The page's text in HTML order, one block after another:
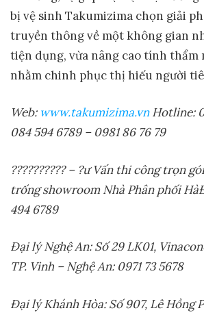
bị vệ sinh Takumizima chọn giải
truyền thông về một không gian
tiện dụng, vừa nâng cao tính thẩm
nhằm chinh phục thị hiếu người
Web: www.takumizima.vn Hotline:
084 594 6789 – 0981 86 76 79
??????????– ?ư Vấn thi công trọn
trống showroom Nhà Phân phối Hà
494 6789
Đại lý Nghệ An:Số 29 LK01,
TP. Vinh – NghệAn:0971 73 5678
Đại lý Khánh Hòa:Số 907, Lê Hồng